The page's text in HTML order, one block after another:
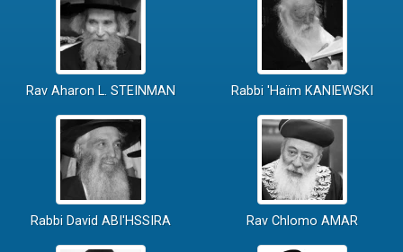
Rav Aharon L. STEINMAN Rabbi 'Haïm KANIEWSKI
Rabbi David ABI'HSSIRA Rav Chlomo AMAR